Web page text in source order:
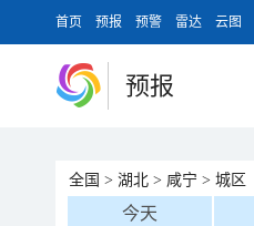
首页 预报 预警 雷达 云图
预报
全国 > 湖北 > 咸宁 > 城区
今天